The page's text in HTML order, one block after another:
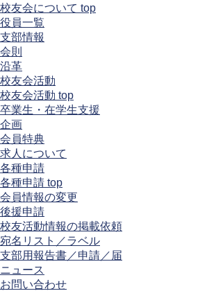
校友会について top
役員一覧
支部情報
会則
沿革
校友会活動
校友会活動 top
卒業生・在学生支援
企画
会員特典
求人について
各種申請
各種申請 top
会員情報の変更
後援申請
校友活動情報の掲載依頼
宛名リスト／ラベル
支部用報告書／申請／届
ニュース
お問い合わせ